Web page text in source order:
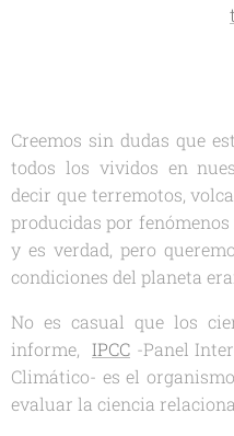
Creemos sin dudas que
todos los vividos en
decir que terremotos,
producidas por
y es verdad, pero
condiciones del planeta
No es casual que los
informe, IPCC -Panel
Climático- es el
evaluar la ciencia